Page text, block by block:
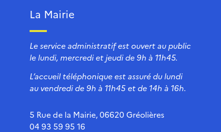
La Mairie
Le service administratif est ouvert au public
le lundi, mercredi et jeudi de 9h à 11h45.
L’accueil téléphonique est assuré du lundi
au vendredi de 9h à 11h45 et de 14h à 16h.
5 Rue de la Mairie, 06620 Gréolières
04 93 59 95 16